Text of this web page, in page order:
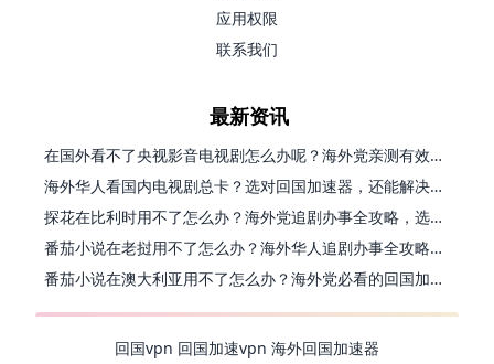
应用权限
联系我们
最新资讯
在国外看不了央视影音电视剧怎么办呢？海外党亲测有效的回国加速方案
海外华人看国内电视剧总卡？选对回国加速器，还能解决菲律宾打不开反诈中心的问题
探花在比利时用不了怎么办？海外党追剧办事全攻略，选对加速器就够了
番茄小说在老挝用不了怎么办？海外华人追剧办事全攻略（附实用工具推荐）
番茄小说在澳大利亚用不了怎么办？海外党必看的回国加速全指南
回国vpn 回国加速vpn 海外回国加速器